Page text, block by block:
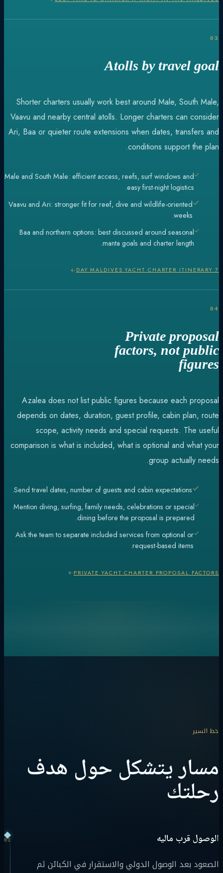
03
Atolls by travel goal
Shorter charters usually work best around Male, South Male,
Vaavu and nearby central atolls. Longer charters can consider
Ari, Baa or quieter route extensions when dates, transfers and
conditions support the plan.
Male and South Male: efficient access, reefs, surf windows and
easy first-night logistics.
Vaavu and Ari: stronger fit for reef, dive and wildlife-oriented
weeks.
Baa and northern options: best discussed around seasonal
manta goals and charter length.
7 DAY MALDIVES YACHT CHARTER ITINERARY
04
Private proposal
factors, not public
figures
Azalea does not list public figures because each proposal
depends on dates, duration, guest profile, cabin plan, route
scope, activity needs and special requests. The useful
comparison is what is included, what is optional and what your
group actually needs.
Send travel dates, number of guests and cabin expectations.
Mention diving, surfing, family needs, celebrations or special
dining before the proposal is prepared.
Ask the team to separate included services from optional or
request-based items.
PRIVATE YACHT CHARTER PROPOSAL FACTORS
خط السير
مسار يتشكل حول هدف
رحلتك
01 الوصول قرب ماليه
الصعود بعد الوصول الدولي والاستقرار في الكبائن ثم